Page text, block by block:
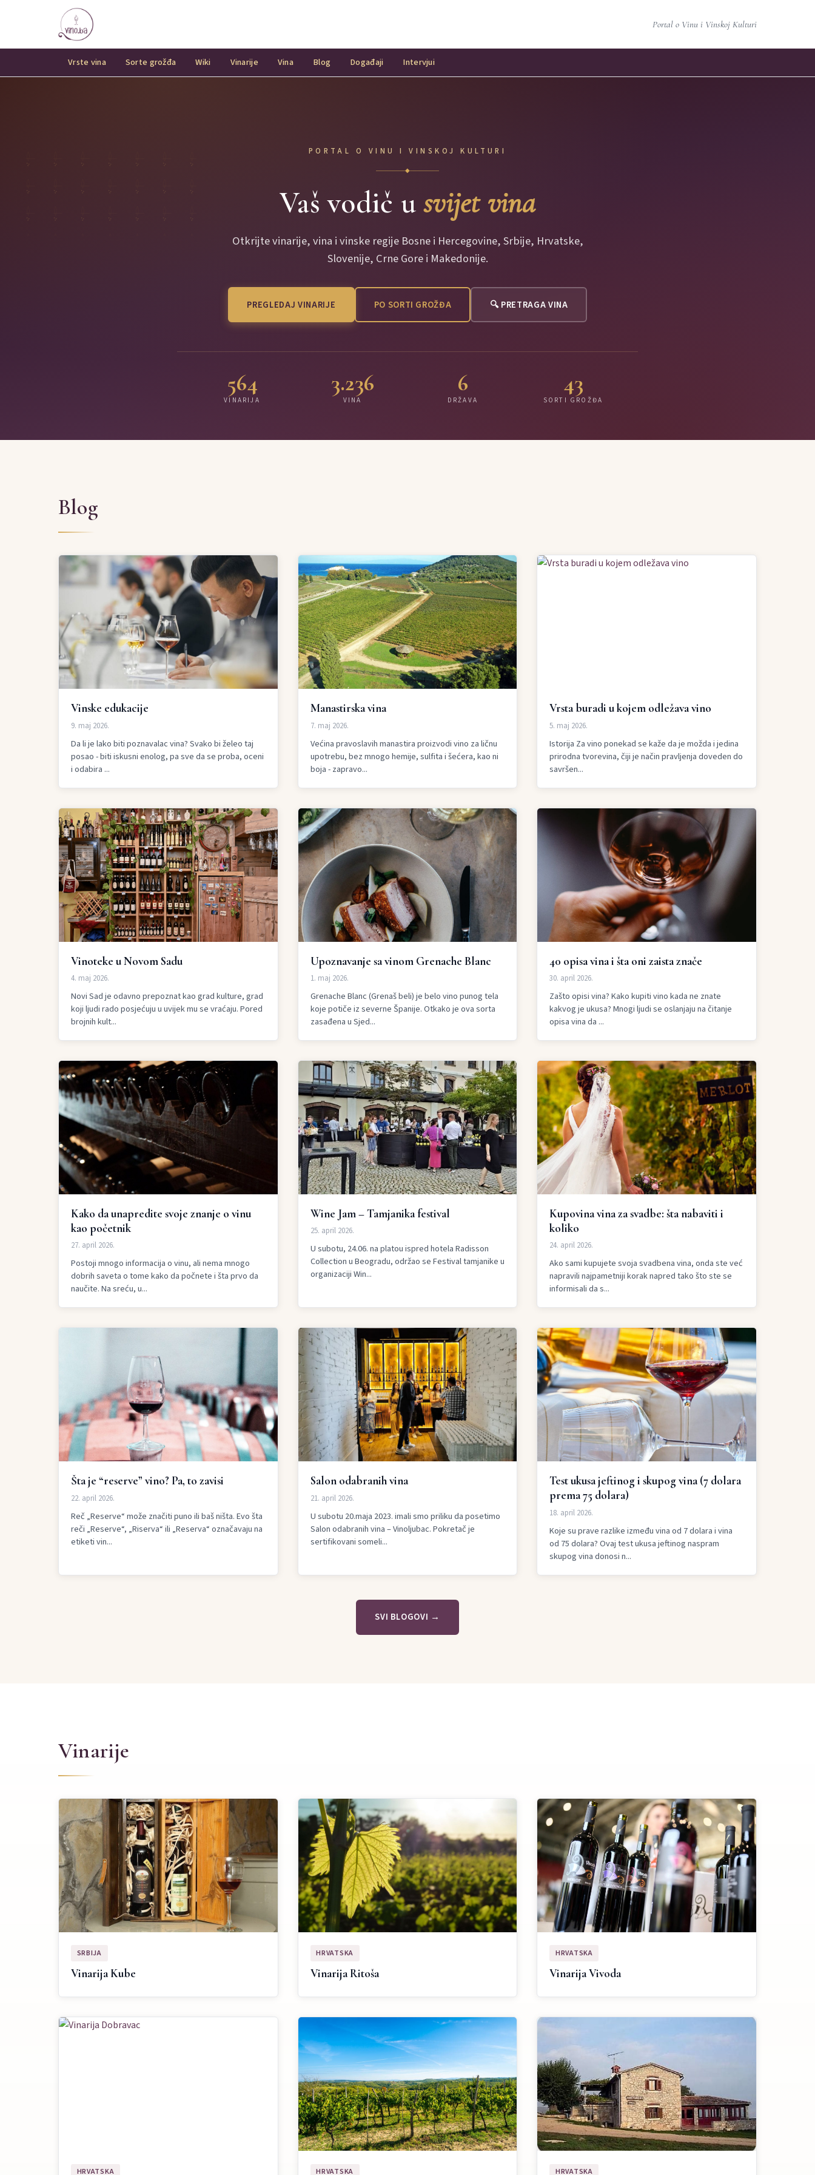
Portal o Vinu i Vinskoj Kulturi
Vrste vina Sorte grožđa Wiki Vinarije Vina Blog Događaji Intervjui
PORTAL O VINU I VINSKOJ KULTURI
◆
Vaš vodič usvijet vina
Otkrijte vinarije, vina i vinske regije Bosne i Hercegovine, Srbije, Hrvatske,
Slovenije, Crne Gore i Makedonije.
PREGLEDAJ VINARIJE PO SORTI GROŽĐA 🔍 PRETRAGA VINA
564
VINARIJA
3.236
VINA
6
DRŽAVA
43
SORTI GROŽĐA
Blog
Vinske edukacije
9. maj 2026.
Da li je lako biti poznavalac vina? Svako bi želeo taj
posao - biti iskusni enolog, pa sve da se proba, oceni
i odabira ...
Manastirska vina
7. maj 2026.
Većina pravoslavih manastira proizvodi vino za ličnu
upotrebu, bez mnogo hemije, sulfita i šećera, kao ni
boja - zapravo...
Vrsta buradi u kojem odležava vino
5. maj 2026.
Istorija Za vino ponekad se kaže da je možda i jedina
prirodna tvorevina, čiji je način pravljenja doveden do
savršen...
Vinoteke u Novom Sadu
4. maj 2026.
Novi Sad je odavno prepoznat kao grad kulture, grad
koji ljudi rado posjećuju u uvijek mu se vraćaju. Pored
brojnih kult...
Upoznavanje sa vinom Grenache Blanc
1. maj 2026.
Grenache Blanc (Grenaš beli) je belo vino punog tela
koje potiče iz severne Španije. Otkako je ova sorta
zasađena u Sjed...
40 opisa vina i šta oni zaista znače
30. april 2026.
Zašto opisi vina? Kako kupiti vino kada ne znate
kakvog je ukusa? Mnogi ljudi se oslanjaju na čitanje
opisa vina da ...
Kako da unapredite svoje znanje o vinu
kao početnik
27. april 2026.
Postoji mnogo informacija o vinu, ali nema mnogo
dobrih saveta o tome kako da počnete i šta prvo da
naučite. Na sreću, u...
Wine Jam – Tamjanika festival
25. april 2026.
U subotu, 24.06. na platou ispred hotela Radisson
Collection u Beogradu, održao se Festival tamjanike u
organizaciji Win...
Kupovina vina za svadbe: šta nabaviti i
koliko
24. april 2026.
Ako sami kupujete svoja svadbena vina, onda ste već
napravili najpametniji korak napred tako što ste se
informisali da s...
Šta je “reserve” vino? Pa, to zavisi
22. april 2026.
Reč „Reserve“ može značiti puno ili baš ništa. Evo šta
reči „Reserve“, „Riserva“ ili „Reserva“ označavaju na
etiketi vin...
Salon odabranih vina
21. april 2026.
U subotu 20.maja 2023. imali smo priliku da posetimo
Salon odabranih vina – Vinoljubac. Pokretač je
sertifikovani someli...
Test ukusa jeftinog i skupog vina (7 dolara
prema 75 dolara)
18. april 2026.
Koje su prave razlike između vina od 7 dolara i vina
od 75 dolara? Ovaj test ukusa jeftinog naspram
skupog vina donosi n...
SVI BLOGOVI →
Vinarije
SRBIJA
Vinarija Kube
HRVATSKA
Vinarija Ritoša
HRVATSKA
Vinarija Vivoda
HRVATSKA HRVATSKA HRVATSKA